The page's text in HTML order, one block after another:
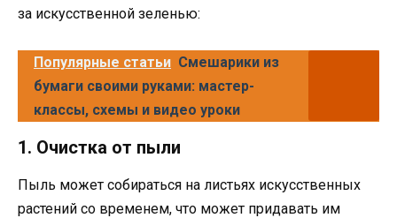
за искусственной зеленью:
Популярные статьи Смешарики из
бумаги своими руками: мастер-
классы, схемы и видео уроки
1. Очистка от пыли
Пыль может собираться на листьях искусственных
растений со временем, что может придавать им